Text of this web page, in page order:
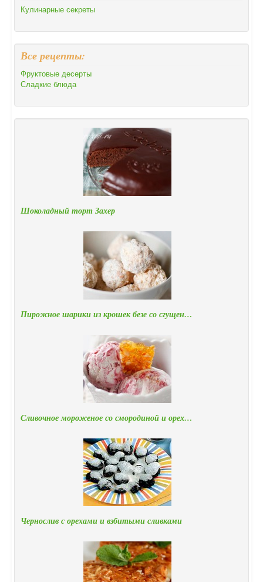
Кулинарные секреты
Все рецепты:
Фруктовые десерты
Сладкие блюда
Шоколадный торт Захер
Пирожное шарики из крошек безе со сгущен…
Сливочное мороженое со смородиной и орех…
Чернослив с орехами и взбитыми сливками